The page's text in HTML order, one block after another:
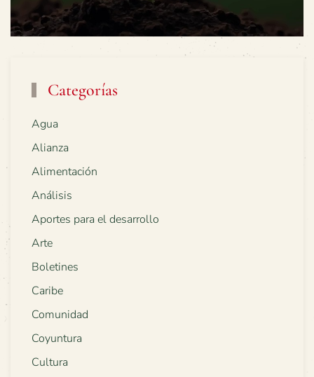
Categorías
Agua
Alianza
Alimentación
Análisis
Aportes para el desarrollo
Arte
Boletines
Caribe
Comunidad
Coyuntura
Cultura